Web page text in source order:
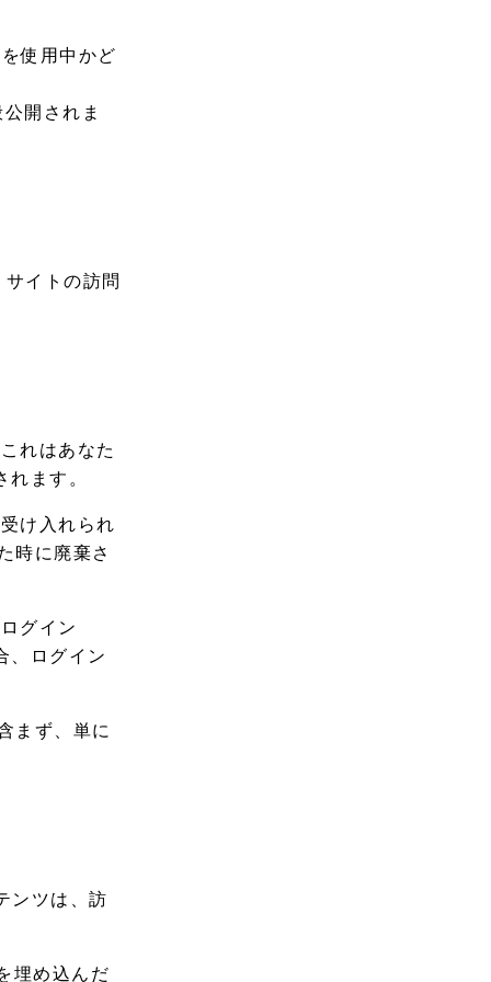
使用中かど
開されま
イトの訪問
れはあなた
ます。
け入れられ
時に廃棄さ
グイン
、ログイン
まず、単に
ンツは、訪
埋め込んだ